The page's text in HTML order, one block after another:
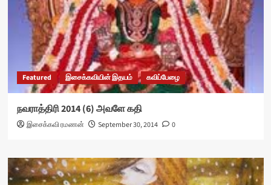
Featured இசைக்கவியின் இதயம் கவிப்பேழை
நவராத்திரி 2014 (6) அவளே கதி
இசைக்கவி ரமணன் September 30, 2014 0